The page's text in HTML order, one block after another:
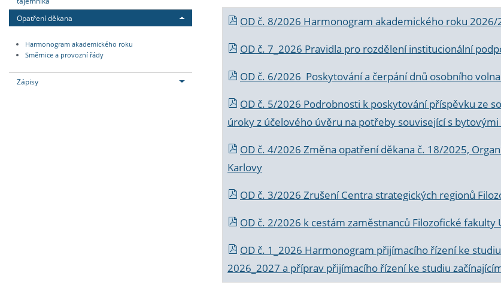
Opatření děkana
Harmonogram akademického roku
Směrnice a provozní řády
Zápisy
OD č. 8/2026 Harmonogram akademického roku 2026/
OD č. 7_2026 Pravidla pro rozdělení institucionální
OD č. 6/2026 Poskytování a čerpání dnů osobního
OD č. 5/2026 Podrobnosti k poskytování příspěvku ze
úroky z účelového úvěru na potřeby související s
OD č. 4/2026 Změna opatření děkana č. 18/2025,
Karlovy
OD č. 3/2026 Zrušení Centra strategických regionů
OD č. 2/2026 k cestám zaměstnanců Filozofické fakulty
OD č. 1_2026 Harmonogram přijímacího řízení ke
2026_2027 a příprav přijímacího řízení ke studiu